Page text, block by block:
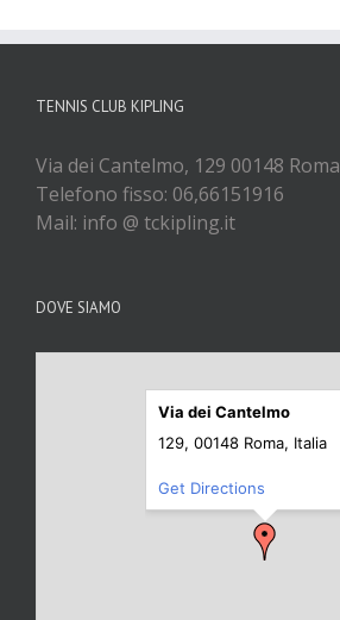
TENNIS CLUB KIPLING
Via dei Cantelmo, 129 00148 Roma
Telefono fisso: 06,66151916
Mail: info @ tckipling.it
DOVE SIAMO
Via dei Cantelmo
129, 00148 Roma, Italia
Get Directions